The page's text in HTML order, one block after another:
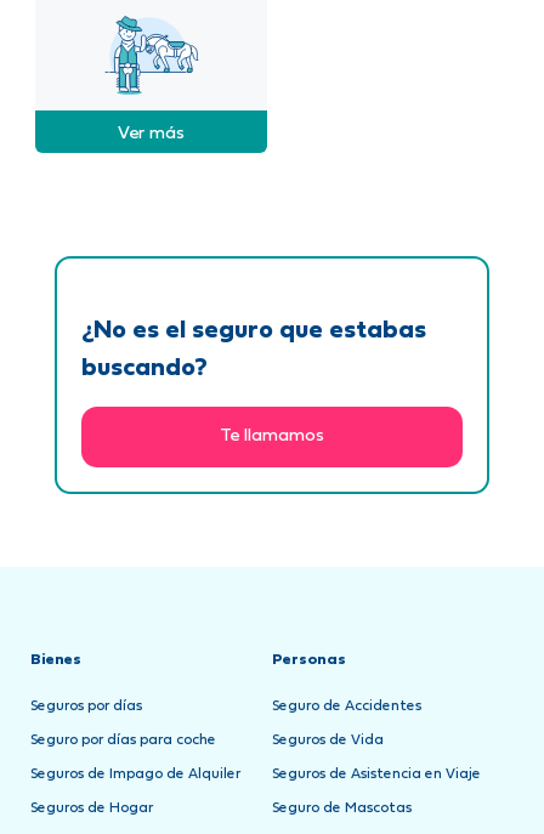
Ver más
¿No es el seguro que estabas
buscando?
Te llamamos
Bienes
Seguros por días
Seguro por días para coche
Seguros de Impago de Alquiler
Seguros de Hogar
Personas
Seguro de Accidentes
Seguros de Vida
Seguros de Asistencia en Viaje
Seguro de Mascotas